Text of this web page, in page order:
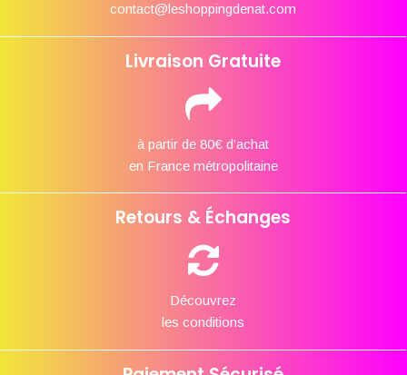
contact@leshoppingdenat.com
Livraison Gratuite
à partir de 80€ d’achat
en France métropolitaine
Retours & Échanges
Découvrez
les conditions